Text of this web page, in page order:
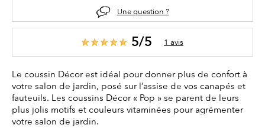
Une question ?
5/5 1 avis
Le coussin Décor est idéal pour donner plus de confort à
votre salon de jardin, posé sur l’assise de vos canapés et
fauteuils. Les coussins Décor « Pop » se parent de leurs
plus jolis motifs et couleurs vitaminées pour agrémenter
votre salon de jardin.